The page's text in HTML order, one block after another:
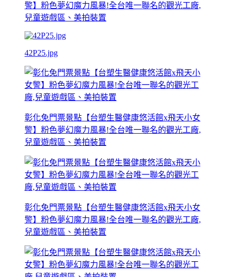
警】粉色夢幻魔力風暴!全台唯一聯名的觀光工廠,
兒童遊戲區、美拍裝置
42P25.jpg
彰化免門票景點【台塑生醫健康悠活館x飛天小女
警】粉色夢幻魔力風暴!全台唯一聯名的觀光工廠,
兒童遊戲區、美拍裝置
彰化免門票景點【台塑生醫健康悠活館x飛天小女
警】粉色夢幻魔力風暴!全台唯一聯名的觀光工廠,
兒童遊戲區、美拍裝置